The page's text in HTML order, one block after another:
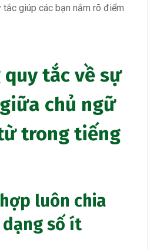
tắc giúp các bạn nắm rõ điểm
quy tắc về sự
chủ ngữ
trong tiếng
luôn chia
số ít